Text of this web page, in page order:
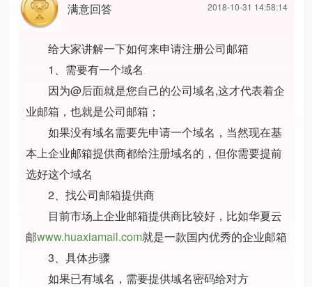
满意回答 2018-10-31 14:58:14
给大家讲解一下如何来申请注册公司邮箱
1、需要有一个域名
因为@后面就是您自己的公司域名,这才代表着企
业邮箱，也就是公司邮箱；
如果没有域名需要先申请一个域名，当然现在基
本上企业邮箱提供商都给注册域名的，但你需要提前
选好这个域名
2、找公司邮箱提供商
目前市场上企业邮箱提供商比较好，比如华夏云
邮www.huaxiamail.com就是一款国内优秀的企业邮箱
3、具体步骤
如果已有域名，需要提供域名密码给对方